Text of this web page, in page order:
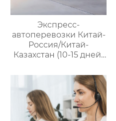
Экспресс-
автоперевозки Китай-
Россия/Китай-
Казахстан (10-15 дней)
управлению
международными
цепями поставок